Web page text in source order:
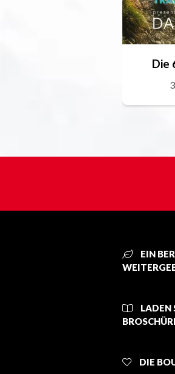
Die
EIN
LADEN
DIE